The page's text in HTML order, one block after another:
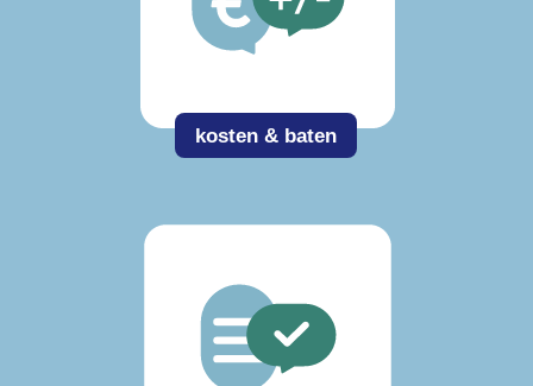
kosten & baten